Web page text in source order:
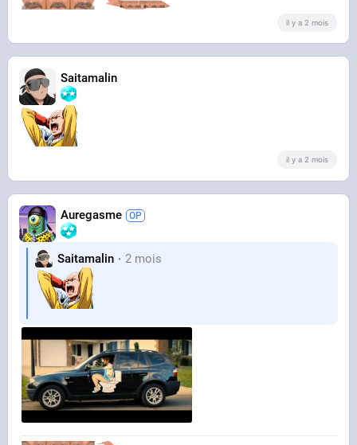
il y a 2 mois
Saitamalin
il y a 2 mois
Auregasme
Saitamalin 2 mois